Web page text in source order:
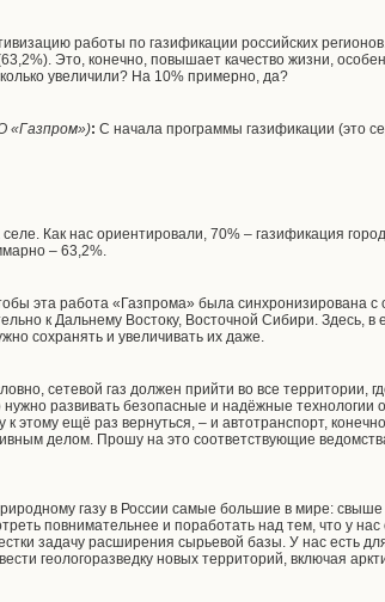
работы по газификации российских
Это, конечно, повышает качество жизни,
увеличили? На 10% примерно, да?
«Газпром»):С начала программы газификации (это
Как нас ориентировали, 70% – газификация
– 63,2%.
эта работа «Газпрома» была синхронизирована с
к Дальнему Востоку, Восточной Сибири. Здесь,
сохранять и увеличивать их даже.
сетевой газ должен прийти во все территории,
нужно развивать безопасные и надёжные
к этому ещё раз вернуться, – и автотранспорт,
делом. Прошу на это соответствующие
газу в России самые большие в мире:
повнимательнее и поработать над тем, что у нас
задачу расширения сырьевой базы. У нас есть
геологоразведку новых территорий, включая